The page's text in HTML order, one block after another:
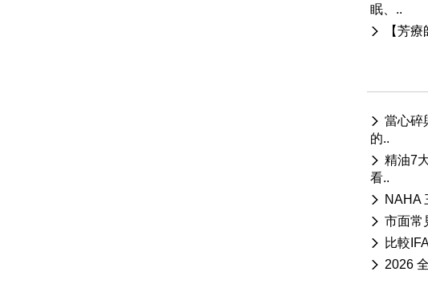
眠、..
【芳
當心碎
的..
精油7
看..
NAHA
市面常
比較
2026